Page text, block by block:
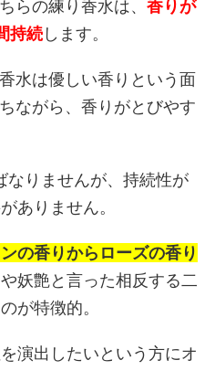
らの練り香水は、 香りが
持続します。
水は優しい香りという面
ながら、香りがとびやす
なりませんが、持続性が
ありません。
の香りからローズの香り
妖艶と言った相反する二
が特徴的。
演出したいという方にオ